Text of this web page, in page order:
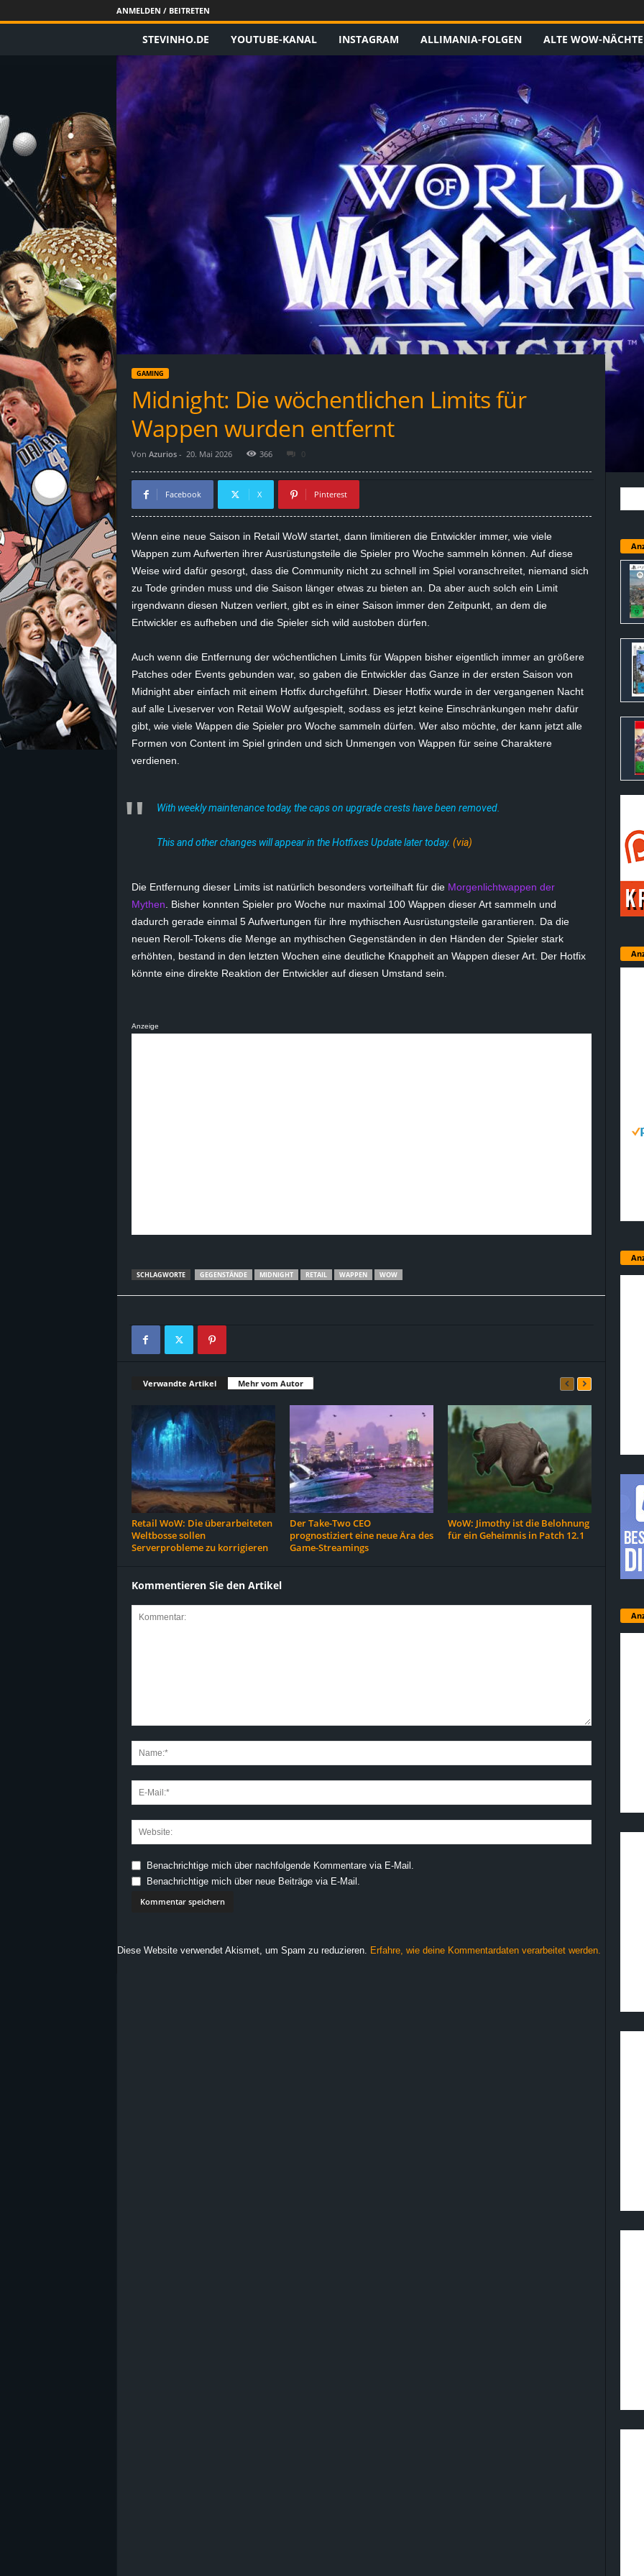
ANMELDEN / BEITRETEN
e
d
e
E
i
n
s
g
z
i
c
t
e
r
STEVINHO.DE YOUTUBE-KANAL INSTAGRAM ALLIMANIA-FOLGEN ALTE WOW-NÄCHTE
GAMING
Midnight: Die wöchentlichen Limits für
Wappen wurden entfernt
Von Azurios- 20. Mai 2026 366 0
Facebook X Pinterest
Wenn eine neue Saison in Retail WoW startet, dann limitieren die Entwickler immer, wie viele
Wappen zum Aufwerten ihrer Ausrüstungsteile die Spieler pro Woche sammeln können. Auf diese
Weise wird dafür gesorgt, dass die Community nicht zu schnell im Spiel voranschreitet, niemand sich
zu Tode grinden muss und die Saison länger etwas zu bieten an. Da aber auch solch ein Limit
irgendwann diesen Nutzen verliert, gibt es in einer Saison immer den Zeitpunkt, an dem die
Entwickler es aufheben und die Spieler sich wild austoben dürfen.
Auch wenn die Entfernung der wöchentlichen Limits für Wappen bisher eigentlich immer an größere
Patches oder Events gebunden war, so gaben die Entwickler das Ganze in der ersten Saison von
Midnight aber einfach mit einem Hotfix durchgeführt. Dieser Hotfix wurde in der vergangenen Nacht
auf alle Liveserver von Retail WoW aufgespielt, sodass es jetzt keine Einschränkungen mehr dafür
gibt, wie viele Wappen die Spieler pro Woche sammeln dürfen. Wer also möchte, der kann jetzt alle
Formen von Content im Spiel grinden und sich Unmengen von Wappen für seine Charaktere
verdienen.
With weekly maintenance today, the caps on upgrade crests have been removed.
This and other changes will appear in theHotfixes Updatelater today. (via)
Die Entfernung dieser Limits ist natürlich besonders vorteilhaft für die Morgenlichtwappen der
Mythen . Bisher konnten Spieler pro Woche nur maximal 100 Wappen dieser Art sammeln und
dadurch gerade einmal 5 Aufwertungen für ihre mythischen Ausrüstungsteile garantieren. Da die
neuen Reroll-Tokens die Menge an mythischen Gegenständen in den Händen der Spieler stark
erhöhten, bestand in den letzten Wochen eine deutliche Knappheit an Wappen dieser Art. Der Hotfix
könnte eine direkte Reaktion der Entwickler auf diesen Umstand sein.
Anzeige
SCHLAGWORTE GEGENSTÄNDE MIDNIGHT RETAIL WAPPEN WOW
Verwandte Artikel Mehr vom Autor
Retail WoW: Die überarbeiteten
Weltbosse sollen
Serverprobleme zu korrigieren
Der Take-Two CEO
prognostiziert eine neue Ära des
Game-Streamings
WoW: Jimothy ist die Belohnung
für ein Geheimnis in Patch 12.1
Kommentieren Sie den Artikel
Benachrichtige mich über nachfolgende Kommentare via E-Mail.
Benachrichtige mich über neue Beiträge via E-Mail.
Diese Website verwendet Akismet, um Spam zu reduzieren. Erfahre, wie deine Kommentardaten verarbeitet werden.